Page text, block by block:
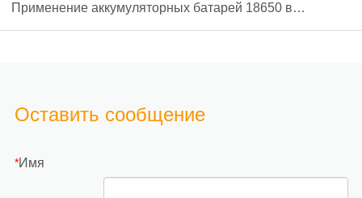
Применение аккумуляторных батарей 18650 в
лазерных граверах: повышение портативности и
Оставить сообщение
*Имя